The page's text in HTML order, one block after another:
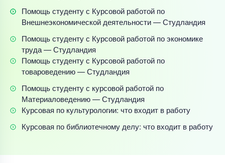
Помощь студенту с Курсовой работой по
Внешнеэкономической деятельности — Студландия
Помощь студенту с Курсовой работой по экономике
труда — Студландия
Помощь студенту с Курсовой работой по
товароведению — Студландия
Помощь студенту с курсовой работой по
Материаловедению — Студландия
Курсовая по культурологии: что входит в работу
Курсовая по библиотечному делу: что входит в работу